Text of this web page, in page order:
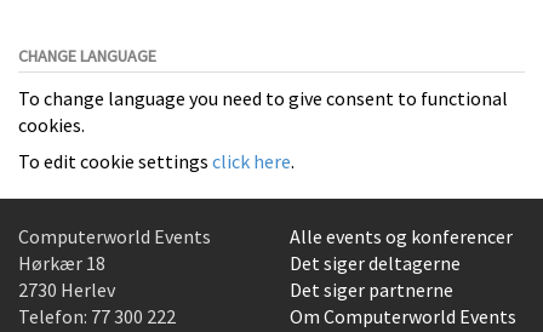
CHANGE LANGUAGE
To change language you need to give consent to functional
cookies.
To edit cookie settings click here.
Computerworld Events
Hørkær 18
2730 Herlev
Telefon: 77 300 222
Alle events og konferencer
Det siger deltagerne
Det siger partnerne
Om Computerworld Events